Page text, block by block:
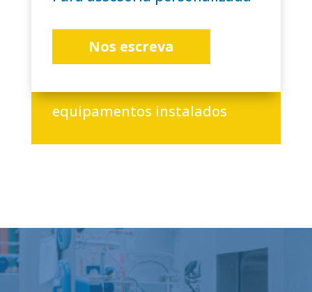
+3.000
equipamentos instalados
Nos escreva